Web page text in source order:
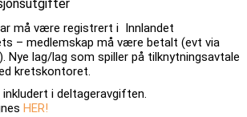
må være registrert i Innlandet
– medlemskap må være betalt (evt via
Nye lag/lag som spiller på tilknytningsavtale
kretskontoret.
inkludert i deltageravgiften.
HER!